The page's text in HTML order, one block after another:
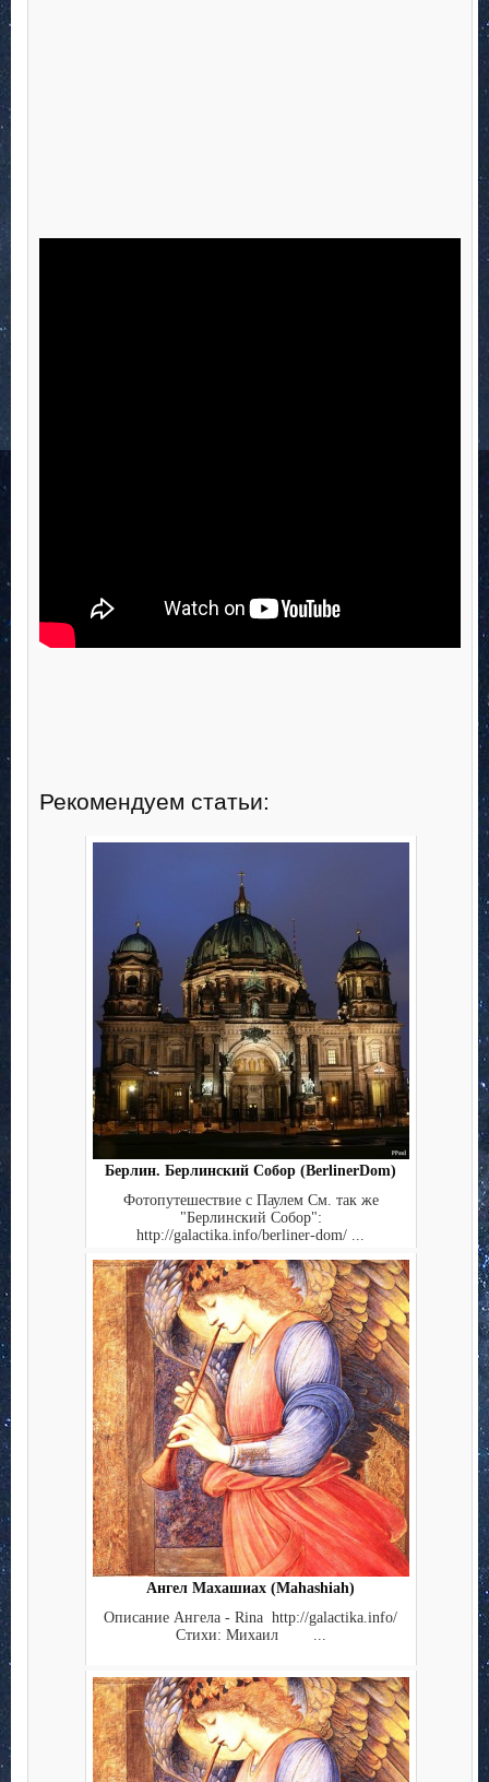
Рекомендуем статьи:
Берлин. Берлинский Собор (BerlinerDom)
Фотопутешествие с Паулем См. так же
"Берлинский Собор":
http://galactika.info/berliner-dom/ ...
Ангел Махашиах (Mahashiah)
Описание Ангела - Rina http://galactika.info/
Стихи: Михаил ...